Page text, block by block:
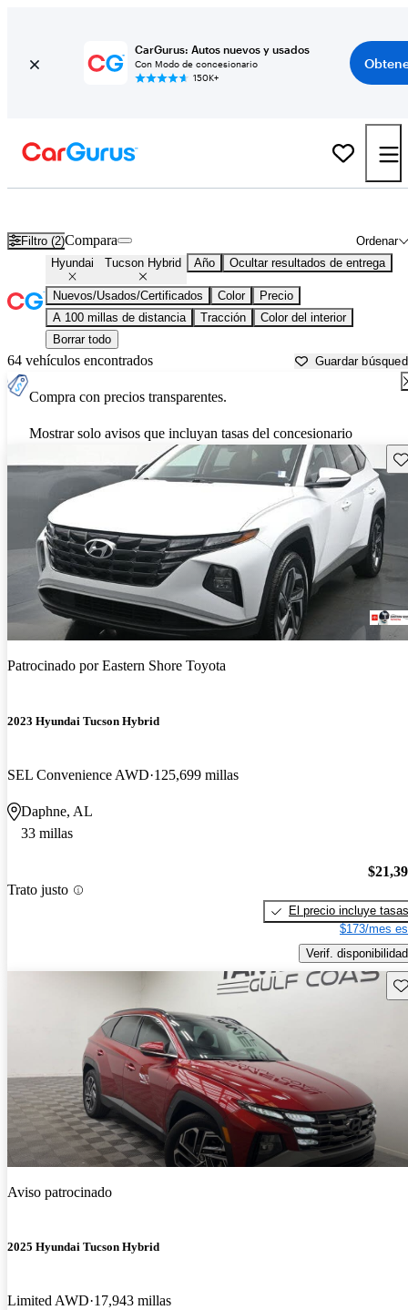
CarGurus: Autos nuevos y usados
Con Modo de concesionario
150K+
Filtro (2) Ordenar
Compara
Hyundai Tucson Hybrid Año Ocultar resultados de entrega
Nuevos/Usados/Certificados Color
Precio
A 100 millas de distancia
Tracción
Color del interior
Borrar todo
64 vehículos encontrados Guardar
Compra con precios transparentes.
Mostrar solo avisos que incluyan tasas del concesionario
Patrocinado porEastern Shore Toyota
2023 Hyundai Tucson Hybrid
SEL Convenience AWD 125,699 millas
Daphne, AL
33 millas
Trato justo
El precio incluye tasas
$173/mes
Verif. disponibilidad
Aviso patrocinado
2025 Hyundai Tucson Hybrid
Limited AWD 17,943 millas